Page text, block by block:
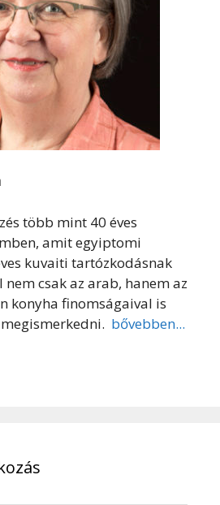
több mint 40 éves
amit egyiptomi
kuvaiti tartózkodásnak
nem csak az arab, hanem az
konyha finomságaival is
bővebben...